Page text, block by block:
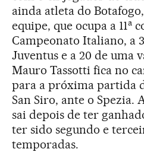
ainda atleta do
equipe, que ocupa a 11a
Campeonato Italiano, a
Juventus e a 20 de uma
Mauro Tassotti fica no
para a próxima partida
San Siro, ante o Spezia.
sai depois de ter
ter sido segundo e
temporadas.